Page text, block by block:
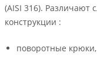
(AISI 316).
конструкции :
поворотные крюки,